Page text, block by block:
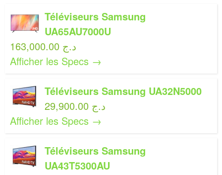
Téléviseurs Samsung
UA65AU7000U
163,000.00 د.ج
Afficher les Specs →
Téléviseurs Samsung UA32N5000
29,900.00 د.ج
Afficher les Specs →
Téléviseurs Samsung
UA43T5300AU